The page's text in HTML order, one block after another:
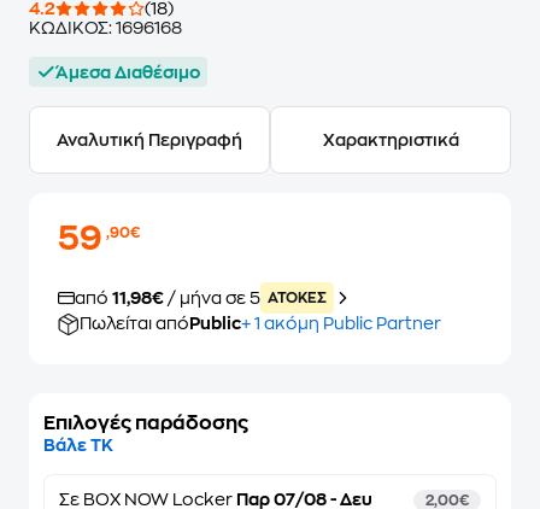
4.2
(18)
ΚΩΔΙΚΟΣ: 1696168
Άμεσα Διαθέσιμο
Αναλυτική Περιγραφή Χαρακτηριστικά
59,90€
από 11,98€ / μήνα σε 5 ATOKEΣ
Πωλείται από Public+ 1 ακόμη Public Partner
Επιλογές παράδοσης
Βάλε ΤΚ
Σε BOX NOW Locker Παρ 07/08 - Δευ
2,00€